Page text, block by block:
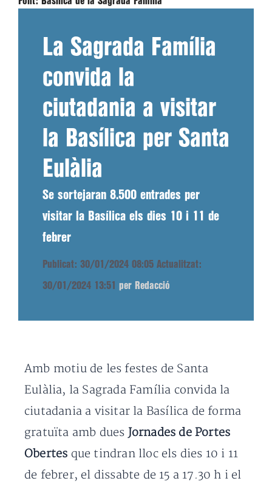
La Sagrada Família
convida la
ciutadania a visitar
la Basílica per Santa
Eulàlia
Se sortejaran 8.500 entrades per
visitar la Basílica els dies 10 i 11 de
febrer
Publicat: 30/01/2024 08:05 Actualitzat:
30/01/2024 13:51 per Redacció
Amb motiu de les festes de Santa
Eulàlia, la Sagrada Família convida la
ciutadania a visitar la Basílica de forma
gratuïta amb dues Jornades de Portes
Obertes que tindran lloc els dies 10 i 11
de febrer, el dissabte de 15 a 17.30 h i el